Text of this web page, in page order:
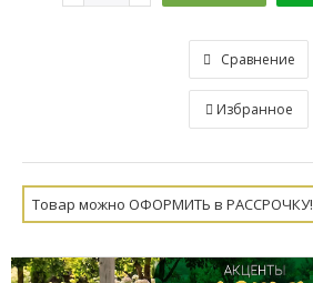
Сравнение
Избранное
Товар можно ОФОРМИТЬ в РАССРОЧКУ!